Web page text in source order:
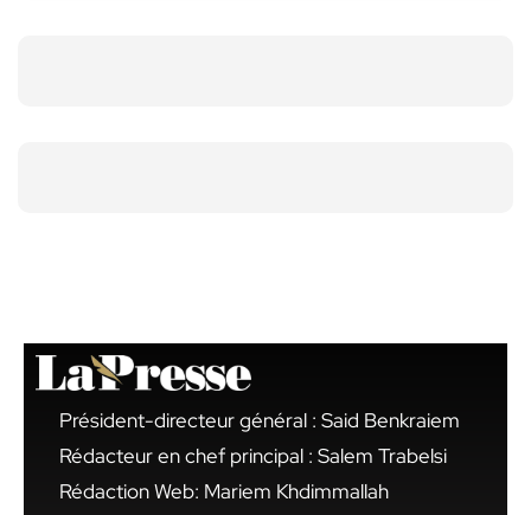
Président-directeur général : Said Benkraiem
Rédacteur en chef principal : Salem Trabelsi
Rédaction Web: Mariem Khdimmallah